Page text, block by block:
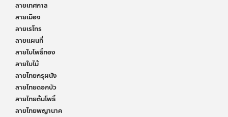
ลายเทศกาล
ลายเมือง
ลายเรโทร
ลายแผนที่
ลายใบโพธิ์ทอง
ลายใบไม้
ลายไทยกรุผนัง
ลายไทยดอกบัว
ลายไทยต้นโพธิ์
ลายไทยพญานาค